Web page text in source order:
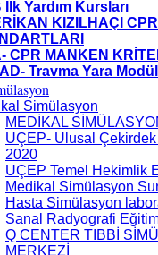
İlk Yardım Kursları
KIZILHAÇI
CPR MANKEN
Travma Yara
Simülasyon
MEDİKAL
UÇEP- Ulusal Çekirdek
2020
UÇEP Temel Hekimlik
Medikal Simülasyon
Hasta Simülasyon
Sanal Radyografi
Q CENTER TIBBİ
MERKEZİ